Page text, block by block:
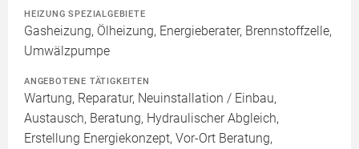
HEIZUNG SPEZIALGEBIETE
Gasheizung, Ölheizung, Energieberater, Brennstoffzelle,
Umwälzpumpe
ANGEBOTENE TÄTIGKEITEN
Wartung, Reparatur, Neuinstallation / Einbau,
Austausch, Beratung, Hydraulischer Abgleich,
Erstellung Energiekonzept, Vor-Ort Beratung,